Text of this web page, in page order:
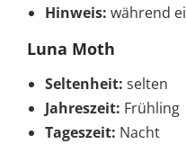
Hinweis: während
Luna Moth
Seltenheit: selten
Jahreszeit: Frühling
Tageszeit: Nacht